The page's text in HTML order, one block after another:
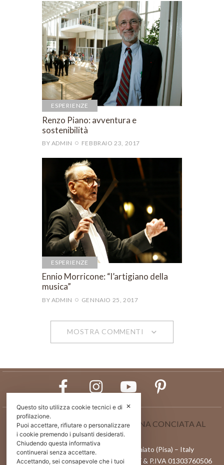
ESPERIENZE
Renzo Piano: avventura e
sostenibilità
BY ADMIN FEBBRAIO 23, 2017
ESPERIENZE
Ennio Morricone: “l’artigiano della
musica”
BY ADMIN GENNAIO 25, 2017
MOSTRA COMMENTI
CONSORZIO VERA PELLE ITALIANA CONCIATA AL
VEGETALE
Via l Maggio 82/84, 56028 – San Miniato (Pisa) – Italy
Reg.Imprese di Pisa n. 01303760506 | C.F & P.IVA 01303760506
✕
Questo sito utilizza cookie tecnici e di
profilazione.
Puoi accettare, rifiutare o personalizzare
i cookie premendo i pulsanti desiderati.
Chiudendo questa informativa
continuerai senza accettare.
Accettando, sei consapevole che i tuoi